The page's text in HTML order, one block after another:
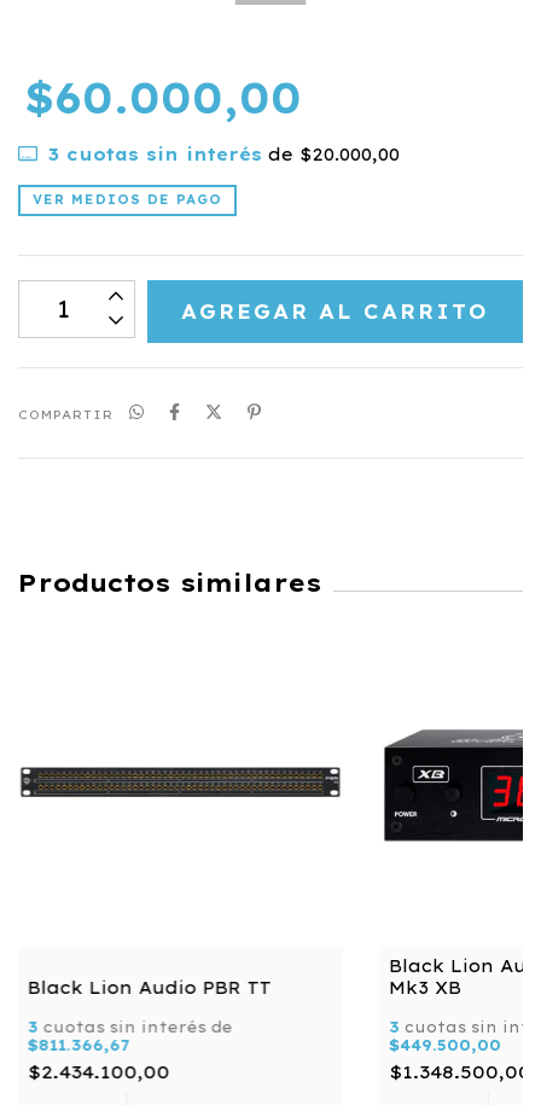
$60.000,00
3cuotas sin interés de $20.000,00
VER MEDIOS DE PAGO
COMPARTIR
Productos similares
Black Lion Audio PBR TT
3 cuotas sin interés de
$811.366,67
$2.434.100,00
Black Lion
Mk3 XB
3 cuotas sin
$449.500,00
$1.348.500,00